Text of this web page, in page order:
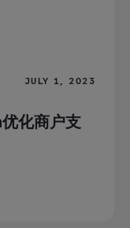
JULY 1, 2023
化商户支